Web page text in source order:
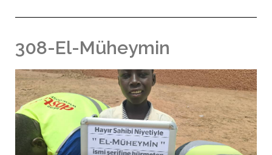
308-El-Müheymin